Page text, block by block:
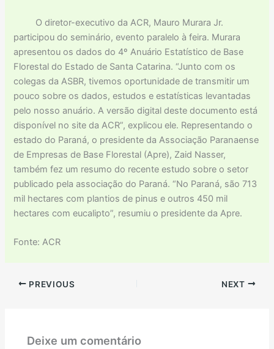
O diretor-executivo da ACR, Mauro Murara Jr.
participou do seminário, evento paralelo à feira. Murara
apresentou os dados do 4º Anuário Estatístico de Base
Florestal do Estado de Santa Catarina. “Junto com os
colegas da ASBR, tivemos oportunidade de transmitir um
pouco sobre os dados, estudos e estatísticas levantadas
pelo nosso anuário. A versão digital deste documento está
disponível no site da ACR”, explicou ele. Representando o
estado do Paraná, o presidente da Associação Paranaense
de Empresas de Base Florestal (Apre), Zaid Nasser,
também fez um resumo do recente estudo sobre o setor
publicado pela associação do Paraná. “No Paraná, são 713
mil hectares com plantios de pinus e outros 450 mil
hectares com eucalipto”, resumiu o presidente da Apre.
Fonte: ACR
PREVIOUS NEXT
Deixe um comentário